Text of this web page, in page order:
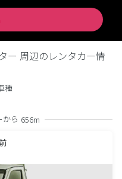
ー 周辺のレンタカー情
種
ら 656m